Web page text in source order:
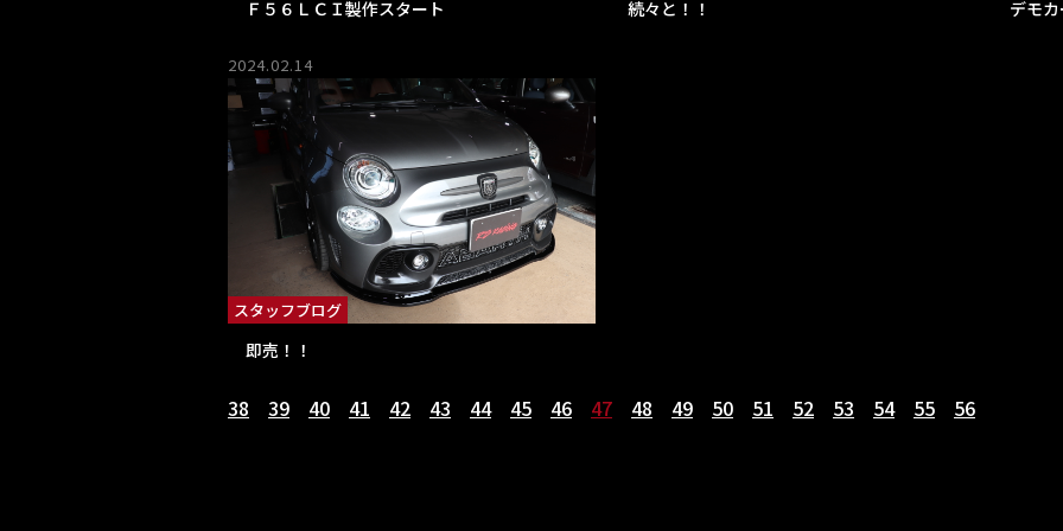
Ｆ５６ＬＣＩ製作スタート 続々と！！ デモ
2024.02.14
スタッフブログ
即売！！
38 39 40 41 42 43 44 45 46 47 48 49 50 51 52 53 54 55 56